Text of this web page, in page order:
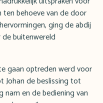
ten behoeve van de door
ging de abdij
buitenwereld
gaan optreden werd voor
Johan de beslissing tot
nam en de bediening van